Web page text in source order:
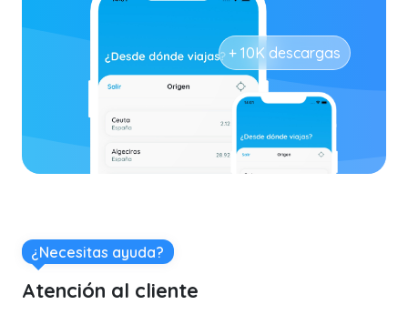
+ 10K descargas
¿Necesitas ayuda?
Atención al cliente